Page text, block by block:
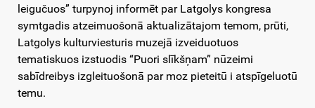
leigučuos” turpynoj informēt par Latgolys kongresa
symtgadis atzeimuošonā aktualizātajom temom, prūti,
Latgolys kulturviesturis muzejā izveiduotuos
tematiskuos izstuodis “Puori slīkšņam” nūzeimi
sabīdreibys izgleituošonā par moz pieteitū i atspīgeluotū
temu.